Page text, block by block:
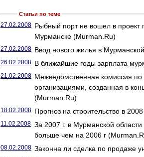
Статьи по теме
27.02.2008 Рыбный порт не вошел в проект
Мурманске (Murman.Ru)
27.02.2008 Ввод нового жилья в
26.02.2008 В ближайшие годы зарплата
21.02.2008 Межведомственная комиссия
организациями, созданная в
(Murman.Ru)
18.02.2008 Прогноз на строительство в
11.02.2008 За 2007 г. в Мурманской
больше чем на 2006 г
08.02.2008 Законна ли сделка по продаже